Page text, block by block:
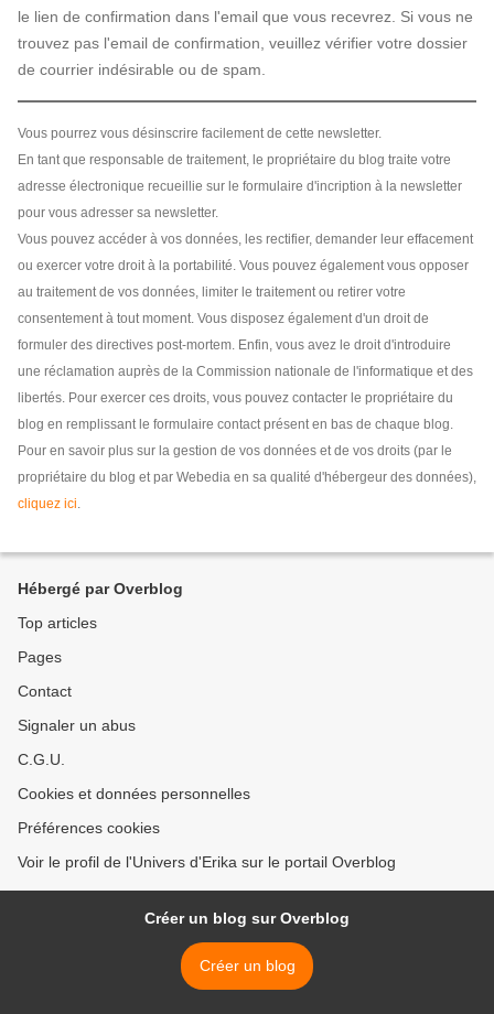
le lien de confirmation dans l'email que vous recevrez. Si vous ne
trouvez pas l'email de confirmation, veuillez vérifier votre dossier
de courrier indésirable ou de spam.
Vous pourrez vous désinscrire facilement de cette newsletter.
En tant que responsable de traitement, le propriétaire du blog traite votre
adresse électronique recueillie sur le formulaire d'incription à la newsletter
pour vous adresser sa newsletter.
Vous pouvez accéder à vos données, les rectifier, demander leur effacement
ou exercer votre droit à la portabilité. Vous pouvez également vous opposer
au traitement de vos données, limiter le traitement ou retirer votre
consentement à tout moment. Vous disposez également d'un droit de
formuler des directives post-mortem. Enfin, vous avez le droit d'introduire
une réclamation auprès de la Commission nationale de l'informatique et des
libertés. Pour exercer ces droits, vous pouvez contacter le propriétaire du
blog en remplissant le formulaire contact présent en bas de chaque blog.
Pour en savoir plus sur la gestion de vos données et de vos droits (par le
propriétaire du blog et par Webedia en sa qualité d'hébergeur des données),
cliquez ici.
Hébergé par Overblog
Top articles
Pages
Contact
Signaler un abus
C.G.U.
Cookies et données personnelles
Préférences cookies
Voir le profil de l'Univers d'Erika sur le portail Overblog
Créer un blog sur Overblog
Créer un blog